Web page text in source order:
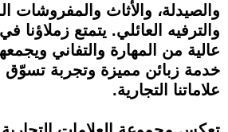
والصيدلة، والأثاث والمفروشات
والترفيه العائلي. يتمتع زملاؤنا
عالية من المهارة والتفاني
خدمة زبائن مميزة وتجربة
علاماتنا التجارية.